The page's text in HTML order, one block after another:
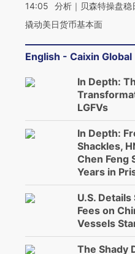
14:05
分析｜贝森特操盘
撬动美日货币基本面
English - Caixin Global
In Depth:
LGFVs
In Depth:
Shackles,
Chen Feng
Years in
U.S.
Fees on
Vessels
The Shady